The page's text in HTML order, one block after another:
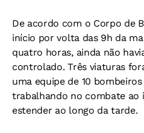
De acordo com o Corpo de
início por volta das 9h da
quatro horas, ainda não
controlado. Três viaturas
uma equipe de 10
trabalhando no combate ao
estender ao longo da tarde.